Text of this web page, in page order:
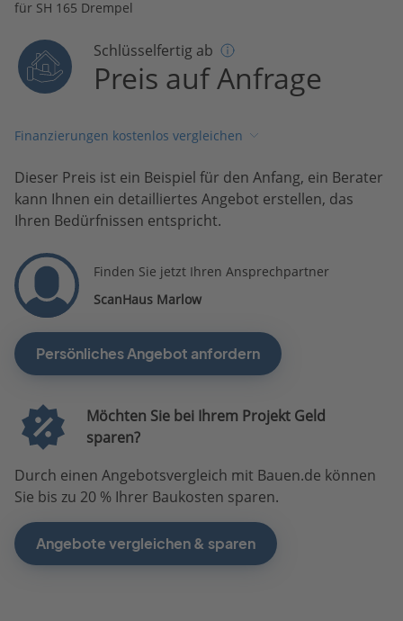
für SH 165 Drempel
Schlüsselfertig ab
Preis auf Anfrage
Finanzierungen kostenlos vergleichen
Dieser Preis ist ein Beispiel für den Anfang, ein Berater
kann Ihnen ein detailliertes Angebot erstellen, das
Ihren Bedürfnissen entspricht.
Finden Sie jetzt Ihren Ansprechpartner
ScanHaus Marlow
Persönliches Angebot anfordern
Möchten Sie bei Ihrem Projekt Geld
sparen?
Durch einen Angebotsvergleich mit Bauen.de können
Sie bis zu 20 % Ihrer Baukosten sparen.
Angebote vergleichen & sparen